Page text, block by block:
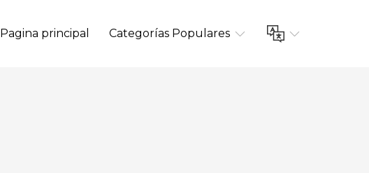
Pagina principal Categorías Populares